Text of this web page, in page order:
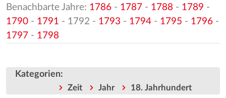
Benachbarte Jahre: 1786 - 1787 - 1788 - 1789 -
1790 - 1791 - 1792 - 1793 - 1794 - 1795 - 1796 -
1797 - 1798
Kategorien:
Zeit Jahr 18. Jahrhundert